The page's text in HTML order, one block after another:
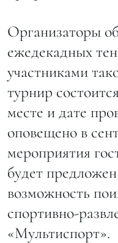
Организаторы
ежедекадных
участниками
турнир
месте и дате
оповещено в
мероприятия
будет
возможность
спортивно-
«Мультиспорт».